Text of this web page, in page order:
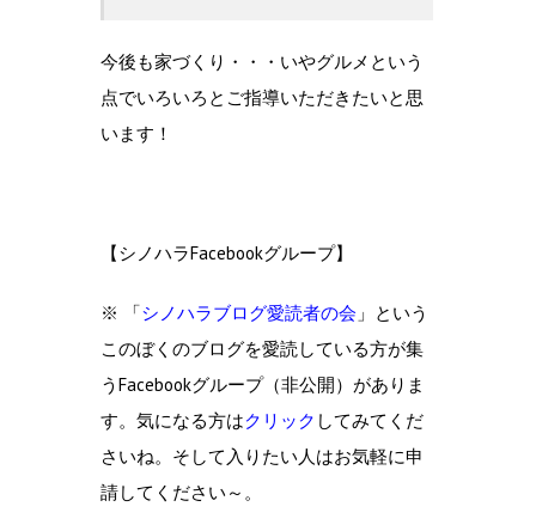
今後も家づくり・・・いやグルメという
点でいろいろとご指導いただきたいと思
います！
【シノハラFacebookグループ】
※ 「シノハラブログ愛読者の会 」という
このぼくのブログを愛読している方が集
うFacebookグループ（非公開）がありま
す。気になる方はクリック してみてくだ
さいね。そして入りたい人はお気軽に申
請してください～。